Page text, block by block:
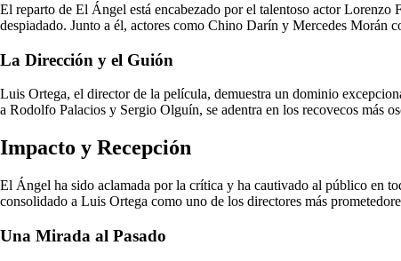
El reparto de El Ángel está encabezado por el talentoso actor
despiadado. Junto a él, actores como Chino Darín y Mercedes Morán
La Dirección y el Guión
Luis Ortega, el director de la película, demuestra un dominio
a Rodolfo Palacios y Sergio Olguín, se adentra en los recovecos más
Impacto y Recepción
El Ángel ha sido aclamada por la crítica y ha cautivado al público en
consolidado a Luis Ortega como uno de los directores más
Una Mirada al Pasado